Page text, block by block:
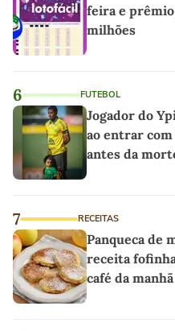
feira e
milhões
6 FUTEBOL
Jogador do
ao entrar
antes da
7 RECEITAS
Panqueca de
receita
café da manhã